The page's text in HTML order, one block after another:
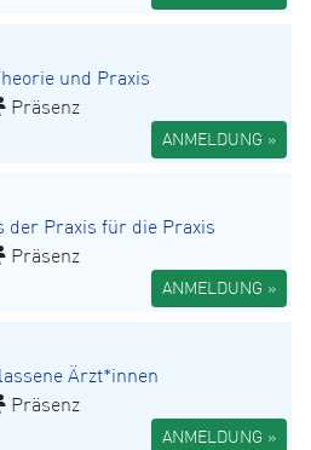
und Praxis
Präsenz
ANMELDUNG »
der Praxis für die Praxis
Präsenz
ANMELDUNG »
Ärzt*innen
Präsenz
ANMELDUNG »